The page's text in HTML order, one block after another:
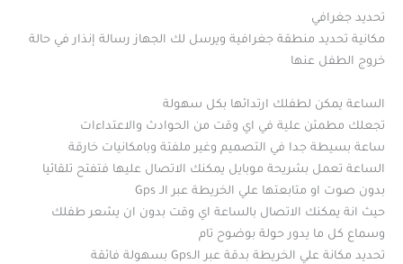
تحديد جغرافي
مكانية تحديد منطقة جغرافية ويرسل لك الجهاز رسالة إنذار في حالة
خروج الطفل عنها
الساعة يمكن لطفلك ارتدائها بكل سهولة
تجعلك مطمئن علية في اي وقت من الحوادث والاعتداءات
ساعة بسيطة جدا في التصميم وغير ملفتة وبامكانيات خارقة
الساعة تعمل بشريحة موبايل يمكنك الاتصال عليها فتفتح تلقائيا
بدون صوت او متابعتها علي الخريطة عبر الـ Gps
حيث انة يمكنك الاتصال بالساعة اي وقت بدون ان يشعر طفلك
وسماع كل ما يدور حولة بوضوح تام
تحديد مكانة علي الخريطة بدقة عبر الـGps بسهولة فائقة